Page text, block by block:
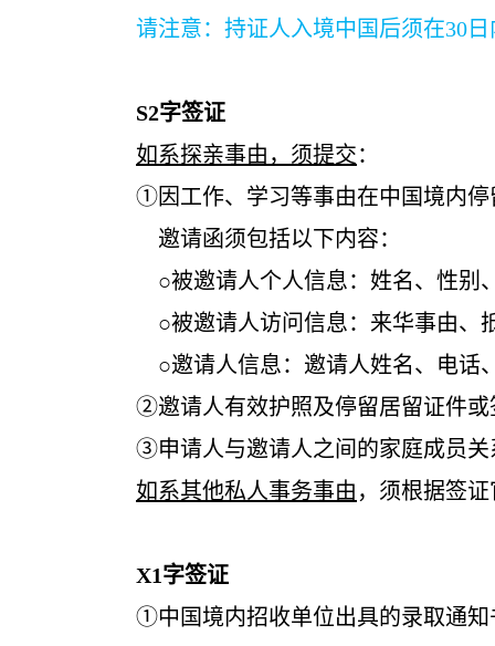
请注意：持证人入境中国后须在30日内向
S2字签证
如系探亲事由，须提交：
①因工作、学习等事由在中国境内停留
邀请函须包括以下内容：
○被邀请人个人信息：姓名、性别、
○被邀请人访问信息：来华事由、抵离日
○邀请人信息：邀请人姓名、电话、
②邀请人有效护照及停留居留证件或签
③申请人与邀请人之间的家庭成员关系证
如系其他私人事务事由 ，须根据签
X1字签证
①中国境内招收单位出具的录取通知书